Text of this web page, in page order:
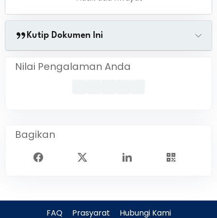
Kutip Dokumen Ini
Nilai Pengalaman Anda
Bagikan
FAQ Prasyarat Hubungi Kami